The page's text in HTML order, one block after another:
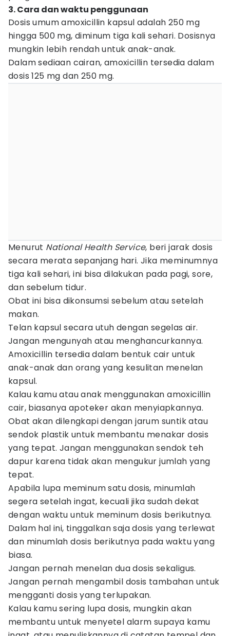
3. Cara dan waktu penggunaan
Dosis umum amoxicillin kapsul adalah 250 mg
hingga 500 mg, diminum tiga kali sehari. Dosisnya
mungkin lebih rendah untuk anak-anak.
Dalam sediaan cairan, amoxicillin tersedia dalam
dosis 125 mg dan 250 mg.
Menurut National Health Service, beri jarak dosis
secara merata sepanjang hari. Jika meminumnya
tiga kali sehari, ini bisa dilakukan pada pagi, sore,
dan sebelum tidur.
Obat ini bisa dikonsumsi sebelum atau setelah
makan.
Telan kapsul secara utuh dengan segelas air.
Jangan mengunyah atau menghancurkannya.
Amoxicillin tersedia dalam bentuk cair untuk
anak-anak dan orang yang kesulitan menelan
kapsul.
Kalau kamu atau anak menggunakan amoxicillin
cair, biasanya apoteker akan menyiapkannya.
Obat akan dilengkapi dengan jarum suntik atau
sendok plastik untuk membantu menakar dosis
yang tepat. Jangan menggunakan sendok teh
dapur karena tidak akan mengukur jumlah yang
tepat.
Apabila lupa meminum satu dosis, minumlah
segera setelah ingat, kecuali jika sudah dekat
dengan waktu untuk meminum dosis berikutnya.
Dalam hal ini, tinggalkan saja dosis yang terlewat
dan minumlah dosis berikutnya pada waktu yang
biasa.
Jangan pernah menelan dua dosis sekaligus.
Jangan pernah mengambil dosis tambahan untuk
mengganti dosis yang terlupakan.
Kalau kamu sering lupa dosis, mungkin akan
membantu untuk menyetel alarm supaya kamu